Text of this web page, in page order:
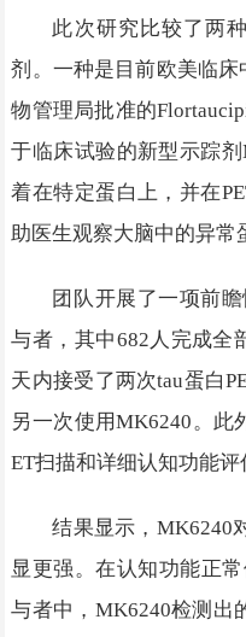
此次研究比较了两
剂。一种是目前欧美临
物管理局批准的
于临床试验的新型示踪
着在特定蛋白上，并在
助医生观察大脑中的异常
团队开展了一项前
与者，其中682人完成全
天内接受了两次tau蛋白
另一次使用MK6240。此
ET扫描和详细认知功能评
结果显示，MK6240
显更强。在认知功能正
与者中，MK6240检测出